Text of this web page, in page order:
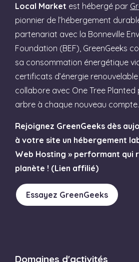
Local Market est hébergé par
pionnier de l’hébergement
partenariat avec la Bonneville
Foundation (BEF), GreenGeeks
sa consommation énergétique
certificats d’énergie renouvelable
collabore avec One Tree
arbre à chaque nouveau compte.
Rejoignez GreenGeeks dès
à votre site un hébergement
Web Hosting » performant qui
planète ! (Lien affilié)
Essayez GreenGeeks
Domaines d'activités